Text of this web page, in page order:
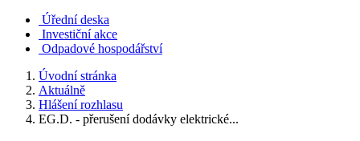
Úřední deska
Investiční akce
Odpadové hospodářství
Úvodní stránka
Aktuálně
Hlášení rozhlasu
EG.D. - přerušení dodávky elektrické...